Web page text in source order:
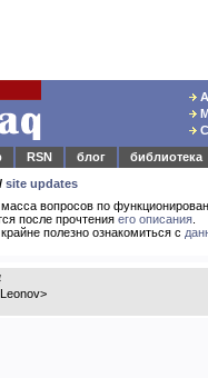
RSN блог
библиотека
/ site updates
вопросов по
после прочтения его описания
полезно ознакомиться с